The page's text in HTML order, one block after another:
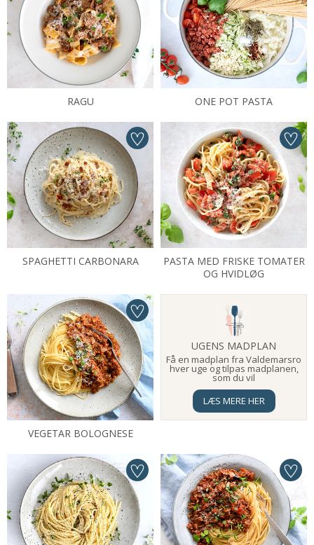
RAGU ONE POT PASTA
SPAGHETTI CARBONARA
PASTA MED FRISKE TOMATER
OG HVIDLØG
VEGETAR BOLOGNESE
UGENS MADPLAN
Få en madplan fra Valdemarsro
hver uge og tilpas madplanen,
som du vil
LÆS MERE HER